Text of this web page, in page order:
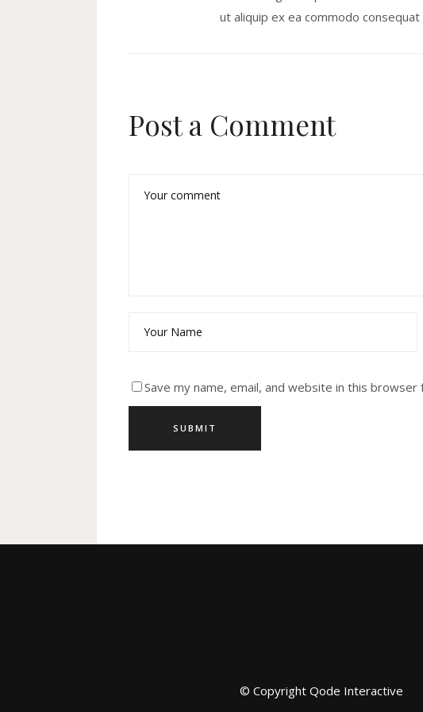
ut aliquip ex ea commodo
Post a Comment
Save my name, email, and website in this
© CopyrightQode Interactive